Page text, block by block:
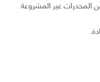
المخدرات غير المشروعة.